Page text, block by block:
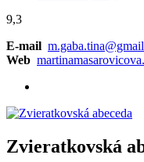
9,3
E-mail
Web
Zvieratkovská